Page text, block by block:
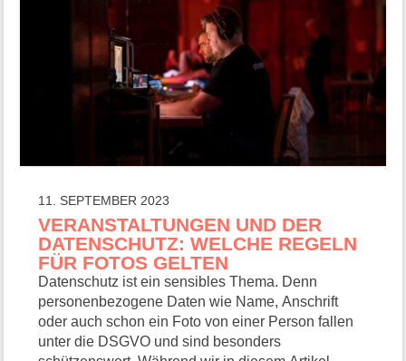
11. SEPTEMBER 2023
VERANSTALTUNGEN UND DER
DATENSCHUTZ: WELCHE REGELN
FÜR FOTOS GELTEN
Datenschutz ist ein sensibles Thema. Denn
personenbezogene Daten wie Name, Anschrift
oder auch schon ein Foto von einer Person fallen
unter die DSGVO und sind besonders